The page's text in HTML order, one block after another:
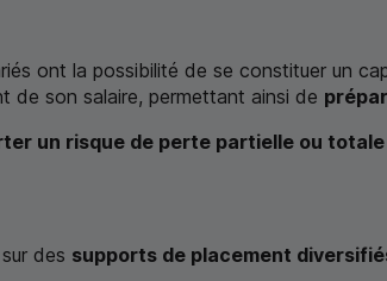
ont la possibilité de se constituer un
de son salaire, permettant ainsi de
un risque de perte partielle ou
des supports de placement